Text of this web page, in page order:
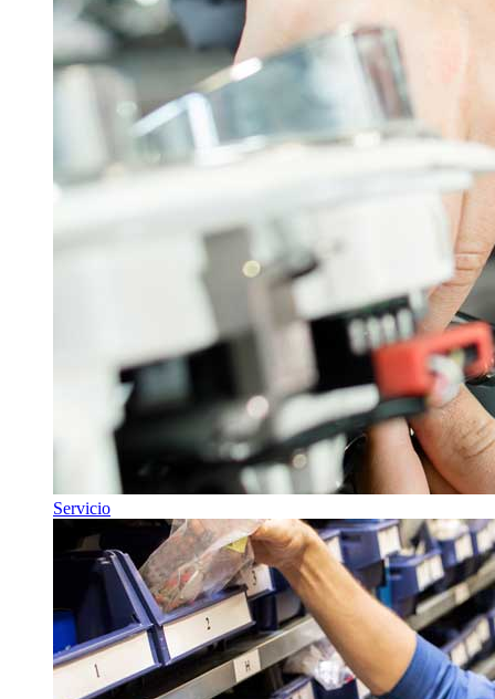
Servicio